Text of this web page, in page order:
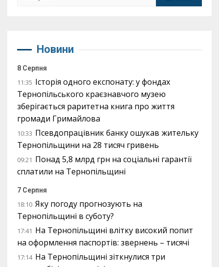
Новини
8 Серпня
11:35 Історія одного експонату: у фондах
Тернопільського краєзнавчого музею
зберігається раритетна книга про життя
громади Гримайлова
10:33 Псевдопрацівник банку ошукав жительку
Тернопільщини на 28 тисяч гривень
09:21 Понад 5,8 млрд грн на соціальні гарантії
сплатили на Тернопільщині
7 Серпня
18:10 Яку погоду прогнозують на
Тернопільщині в суботу?
17:41 На Тернопільщині влітку високий попит
на оформлення паспортів: звернень – тисячі
17:14 На Тернопільщині зіткнулися три